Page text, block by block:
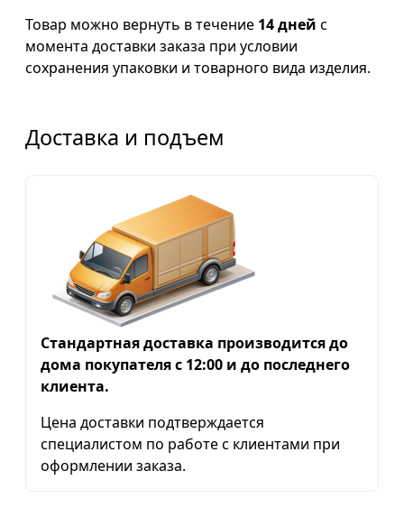
Товар можно вернуть в течение 14 дней с
момента доставки заказа при условии
сохранения упаковки и товарного вида изделия.
Доставка и подъем
Стандартная доставка производится до
дома покупателя с 12:00 и до последнего
клиента.
Цена доставки подтверждается
специалистом по работе с клиентами при
оформлении заказа.